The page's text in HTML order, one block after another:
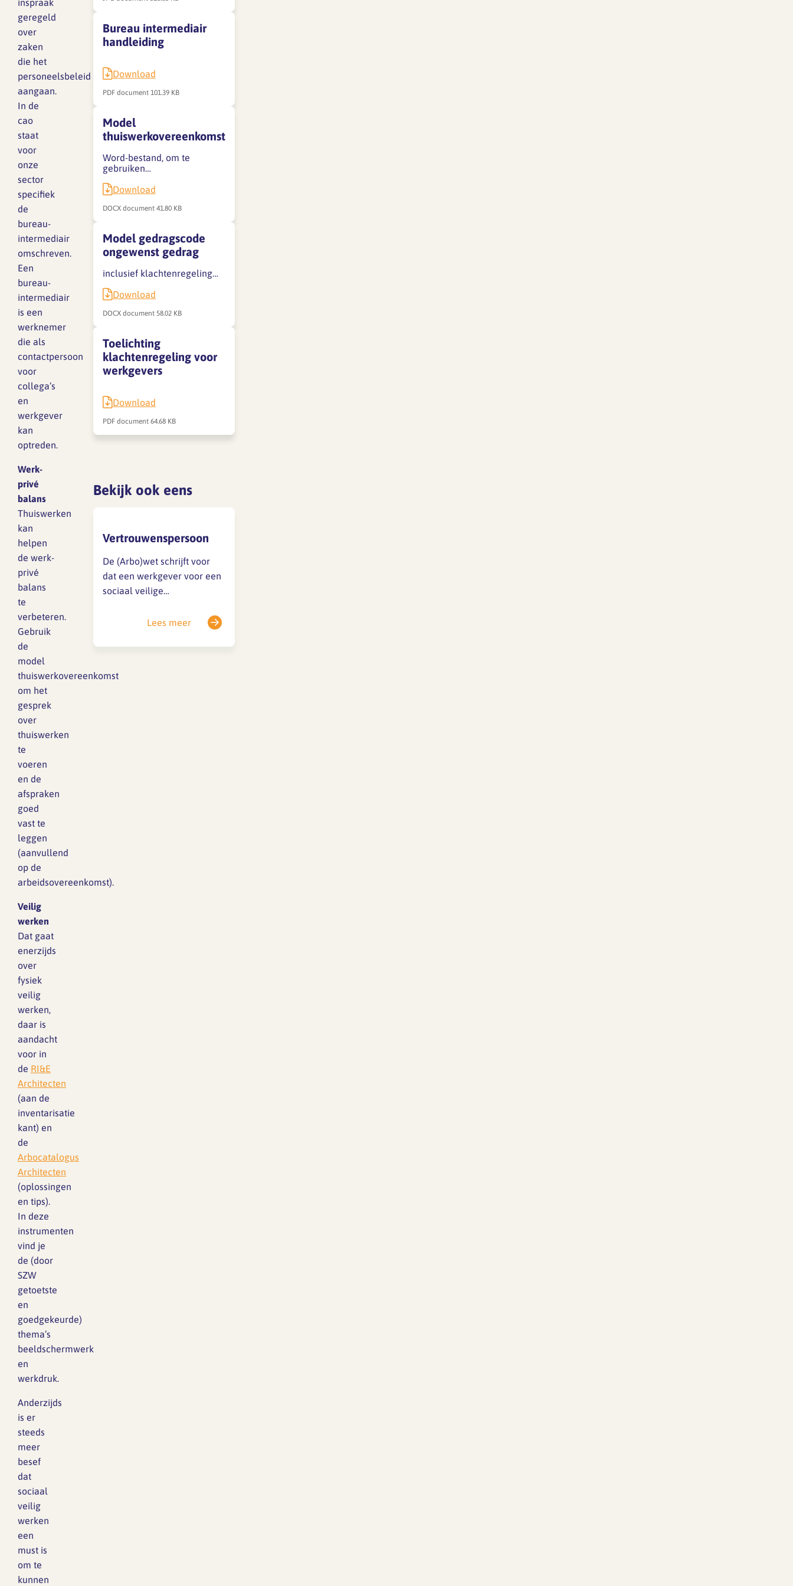
Lief en leed
Branche analyse en
onderzoek
Rapport Arbeidszaken 2025
Rapport Arbeidszaken 2024
Rapport Arbeidszaken 2023
Sectoranalyse
Jaarrapportage
Ontwerpsector 2025
Media en magazine
SFA magazine The Human
Factor
Boekentips
Gedragscode
Vertrouwenspersoon
Handreikingen
Kantooromgeving
Maatregelen
inspraak
geregeld
over
zaken
die het
personeelsbeleid
aangaan.
In de
cao
staat
voor
onze
sector
specifiek
de
bureau-
intermediair
omschreven.
Een
bureau-
intermediair
is een
werknemer
die als
contactpersoon
voor
collega’s
en
werkgever
kan
optreden.
Werk-
privé
balans
Thuiswerken
kan
helpen
de werk-
privé
balans
te
verbeteren.
Gebruik
de
model
thuiswerkovereenkomst
om het
gesprek
over
thuiswerken
te
voeren
en de
afspraken
goed
vast te
leggen
(aanvullend
op de
arbeidsovereenkomst).
Veilig
werken
Dat gaat
enerzijds
over
fysiek
veilig
werken,
daar is
aandacht
voor in
de RI&E
Architecten
(aan de
inventarisatie
kant) en
de
Arbocatalogus
Architecten
(oplossingen
en tips).
In deze
instrumenten
vind je
de (door
SZW
getoetste
en
goedgekeurde)
thema’s
beeldschermwerk
en
werkdruk.
Anderzijds
is er
steeds
meer
besef
dat
sociaal
veilig
werken
een
must is
om te
kunnen
Bureau intermediair
handleiding
Download
PDF document 101.39 KB
Model
thuiswerkovereenkomst
Word-bestand, om te
gebruiken…
Download
DOCX document 41.80 KB
Model gedragscode
ongewenst gedrag
inclusief klachtenregeling…
Download
DOCX document 58.02 KB
Toelichting
klachtenregeling voor
werkgevers
Download
PDF document 64.68 KB
Bekijk ook eens
Vertrouwenspersoon
De (Arbo)wet schrijft voor
dat een werkgever voor een
sociaal veilige
In een plan van aanpak
opgenomen dat een (interne
vertrouwenspersoon wordt
Lees meer